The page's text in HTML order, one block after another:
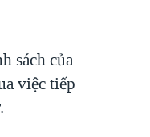
sách của
việc tiếp